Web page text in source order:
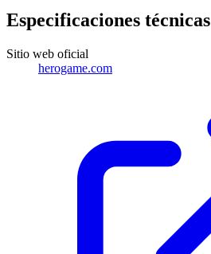
Especificaciones técnicas
Sitio web oficial
herogame.com